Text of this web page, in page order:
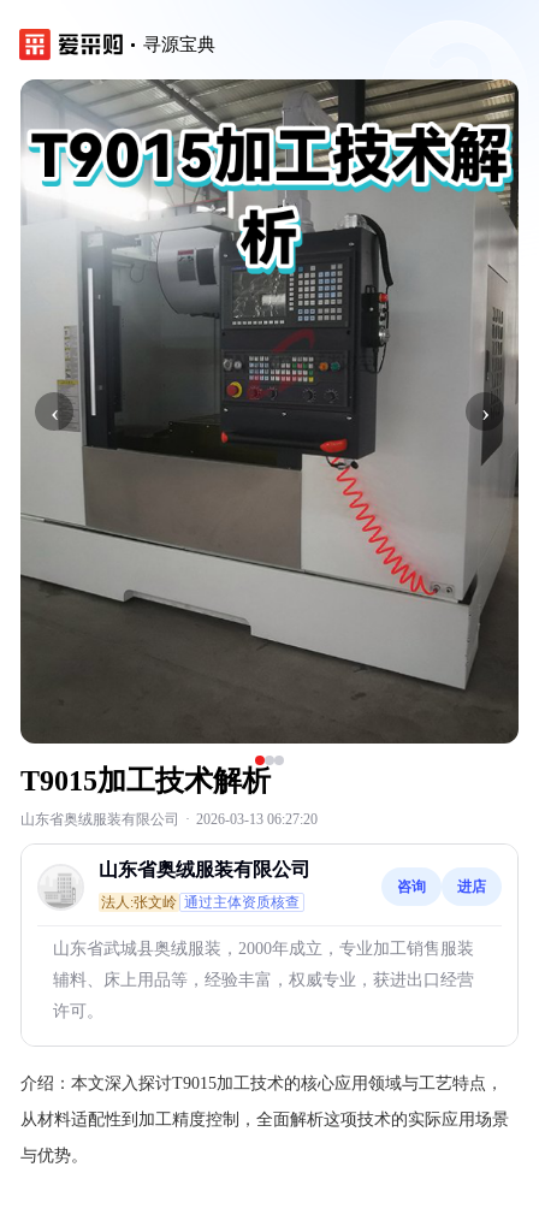
寻源宝典
‹ ›
T9015加工技术解析
山东省奥绒服装有限公司 · 2026-03-13 06:27:20
山东省奥绒服装有限公司
法人:张文岭 通过主体资质核查
咨询 进店
山东省武城县奥绒服装，2000年成立，专业加工销售服装
辅料、床上用品等，经验丰富，权威专业，获进出口经营
许可。
介绍： 本文深入探讨T9015加工技术的核心应用领域与工艺特点，
从材料适配性到加工精度控制，全面解析这项技术的实际应用场景
与优势。